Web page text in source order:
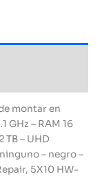
montar en
GHz – RAM 16
TB – UHD
– negro –
5X10 HW-